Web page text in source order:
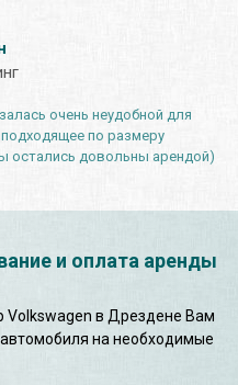
и оплата аренды
Volkswagen в Дрездене Вам
на необходимые
очень неудобной для
по размеру
остались довольны арендой)